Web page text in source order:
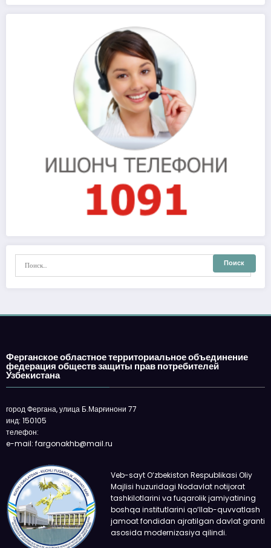
Ферганское областное территориальное объединение
федерация обществ защиты прав потребителей
Узбекистана
город Фергана, улица Б.Марғинони 77
инд: 150105
телефон:
e-mail: fargonakhb@mail.ru
Veb-sayt O‘zbekiston Respublikasi Oliy
Majlisi huzuridagi Nodavlat notijorat
tashkilotlarini va fuqarolik jamiyatining
boshqa institutlarini qo‘llab-quvvatlash
jamoat fondidan ajratilgan davlat granti
asosida modernizasiya qilindi.